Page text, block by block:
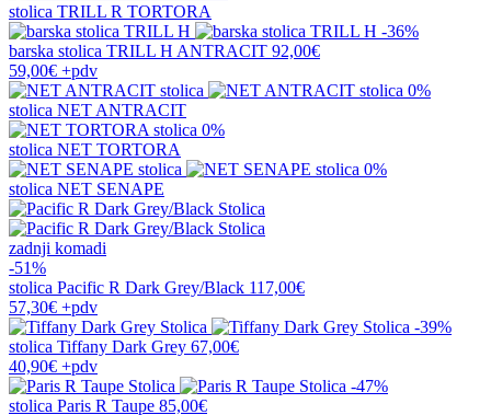
stolica TRILL R TORTORA
-36%
barska stolica TRILL H ANTRACIT 92,00€
59,00€ +pdv
0%
stolica NET ANTRACIT
0%
stolica NET TORTORA
0%
stolica NET SENAPE
zadnji komadi
-51%
stolica Pacific R Dark Grey/Black 117,00€
57,30€ +pdv
-39%
stolica Tiffany Dark Grey 67,00€
40,90€ +pdv
-47%
stolica Paris R Taupe 85,00€